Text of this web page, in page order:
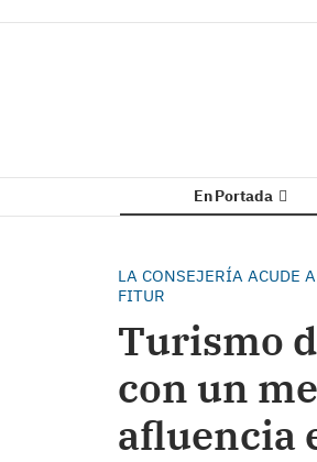
En Portada
LA CONSEJERÍA ACUDE
FITUR
Turismo
con un
afluencia